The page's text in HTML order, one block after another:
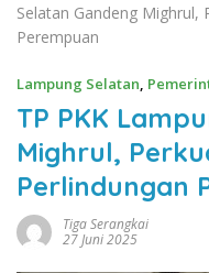
Selatan Gandeng Mighrul,
Perempuan
Lampung Selatan,
TP PKK
Mighrul,
Perlindungan
Tiga Serangkai
27 Juni 2025